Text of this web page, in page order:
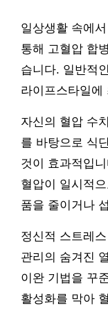
일상생활 속에
통해 고혈압 합
습니다. 일반적
라이프스타일에
자신의 혈압 수
를 바탕으로 식
것이 효과적입
혈압이 일시적
품을 줄이거나
정신적 스트레
관리의 숨겨진
이완 기법을 꾸
활성화를 막아